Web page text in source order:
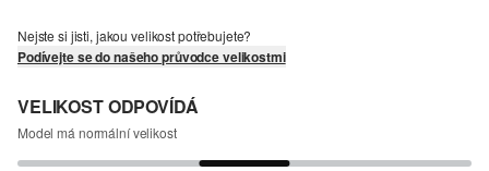
Nejste si jisti, jakou velikost potřebujete?
Podívejte se do našeho průvodce velikostmi
VELIKOST ODPOVÍDÁ
Model má normální velikost